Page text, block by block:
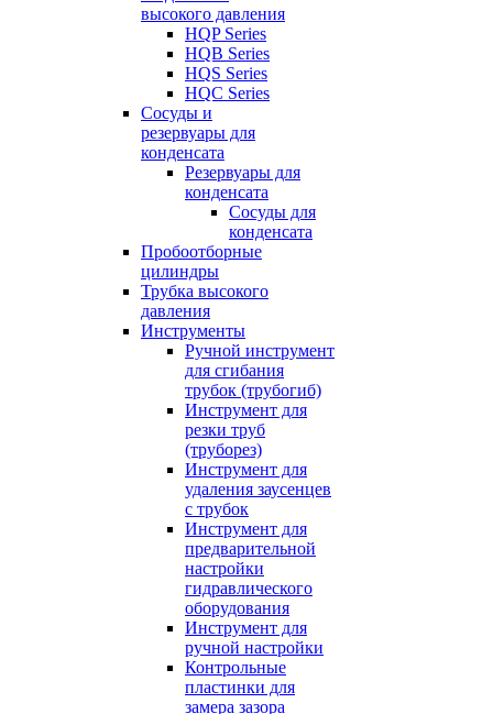
высокого давления
HQP Series
HQB Series
HQS Series
HQC Series
Сосуды и
резервуары для
конденсата
Резервуары для
конденсата
Сосуды для
конденсата
Пробоотборные
цилиндры
Трубка высокого
давления
Инструменты
Ручной инструмент
для сгибания
трубок (трубогиб)
Инструмент для
резки труб
(труборез)
Инструмент для
удаления заусенцев
с трубок
Инструмент для
предварительной
настройки
гидравлического
оборудования
Инструмент для
ручной настройки
Контрольные
пластинки для
замера зазора